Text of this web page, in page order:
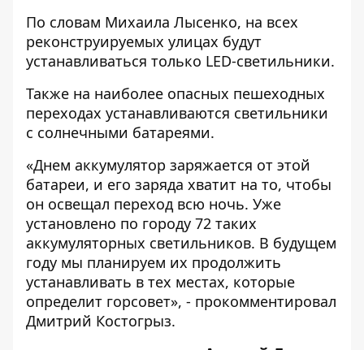
По словам Михаила Лысенко, на всех
реконструируемых улицах будут
устанавливаться только LED-светильники.
Также на наиболее опасных пешеходных
переходах устанавливаются светильники
с солнечными батареями.
«Днем аккумулятор заряжается от этой
батареи, и его заряда хватит на то, чтобы
он освещал переход всю ночь. Уже
установлено по городу 72 таких
аккумуляторных светильников. В будущем
году мы планируем их продолжить
устанавливать в тех местах, которые
определит горсовет», - прокомментировал
Дмитрий Костогрыз.